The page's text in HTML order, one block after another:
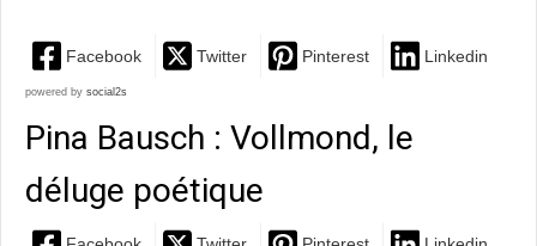
Facebook Twitter Pinterest Linkedin
powered by social2s
Pina Bausch : Vollmond, le
déluge poétique